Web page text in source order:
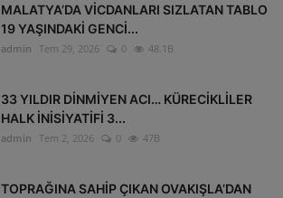
MALATYA’DA VİCDANLARI SIZLATAN TABLO
19 YAŞINDAKİ GENCİ...
admin Tem 29, 2026 0 48.1B
33 YILDIR DİNMİYEN ACI… KÜRECİKLİLER
HALK İNİSİYATİFİ 3...
admin Tem 2, 2026 0 47B
TOPRAĞINA SAHİP ÇIKAN OVAKIŞLA’DAN